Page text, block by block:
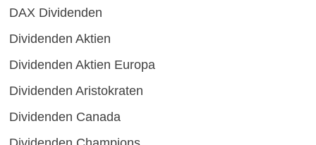
DAX Dividenden
Dividenden Aktien
Dividenden Aktien Europa
Dividenden Aristokraten
Dividenden Canada